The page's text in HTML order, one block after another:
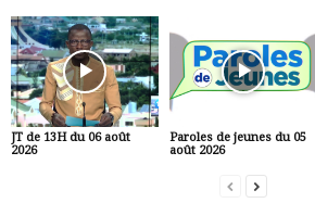
JT de 13H du 06 août
2026
Paroles de jeunes du 05
août 2026